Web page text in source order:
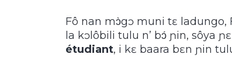
Fô nan mɔ̀gɔ muni tɛ ladungo,
la kɔlôbili tulu n’ bɔ́ ɲin, sôya
étudiant, i kɛ baara bɛn ɲin